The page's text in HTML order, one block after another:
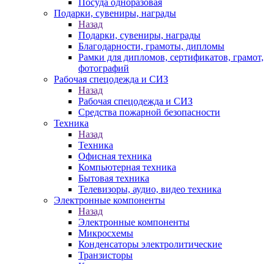
Посуда одноразовая
Подарки, сувениры, награды
Назад
Подарки, сувениры, награды
Благодарности, грамоты, дипломы
Рамки для дипломов, сертификатов, грамот,
фотографий
Рабочая спецодежда и СИЗ
Назад
Рабочая спецодежда и СИЗ
Средства пожарной безопасности
Техника
Назад
Техника
Офисная техника
Компьютерная техника
Бытовая техника
Телевизоры, аудио, видео техника
Электронные компоненты
Назад
Электронные компоненты
Микросхемы
Конденсаторы электролитические
Транзисторы